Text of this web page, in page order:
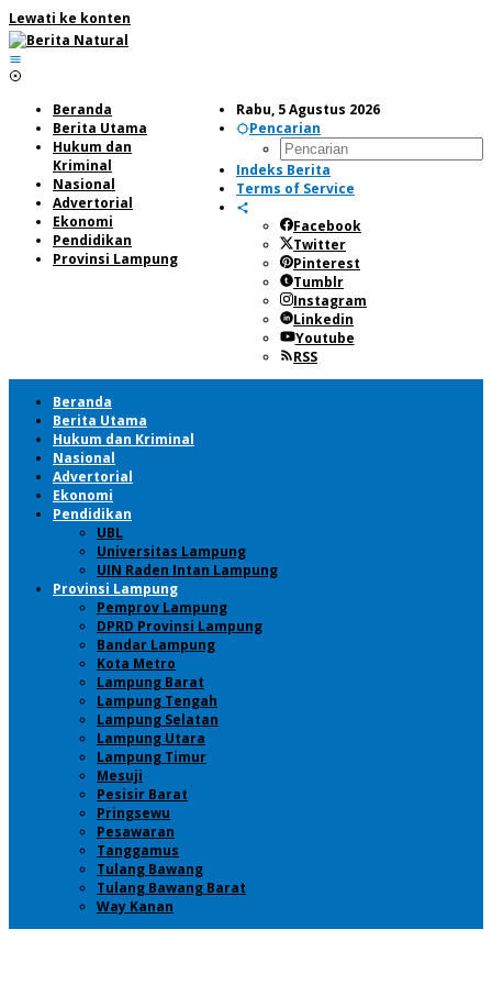
Lewati ke konten
Rabu, 5 Agustus 2026
Pencarian
Indeks Berita
Terms of Service
Facebook
Twitter
Pinterest
Tumblr
Instagram
Linkedin
Youtube
RSS
Beranda
Berita Utama
Hukum dan
Kriminal
Nasional
Advertorial
Ekonomi
Pendidikan
Provinsi Lampung
Beranda
Berita Utama
Hukum dan Kriminal
Nasional
Advertorial
Ekonomi
Pendidikan
UBL
Universitas Lampung
UIN Raden Intan Lampung
Provinsi Lampung
Pemprov Lampung
DPRD Provinsi Lampung
Bandar Lampung
Kota Metro
Lampung Barat
Lampung Tengah
Lampung Selatan
Lampung Utara
Lampung Timur
Mesuji
Pesisir Barat
Pringsewu
Pesawaran
Tanggamus
Tulang Bawang
Tulang Bawang Barat
Way Kanan